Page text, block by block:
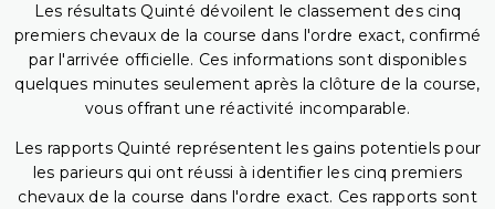
Les résultats Quinté dévoilent le classement des cinq
premiers chevaux de la course dans l'ordre exact, confirmé
par l'arrivée officielle. Ces informations sont disponibles
quelques minutes seulement après la clôture de la course,
vous offrant une réactivité incomparable.
Les rapports Quinté représentent les gains potentiels pour
les parieurs qui ont réussi à identifier les cinq premiers
chevaux de la course dans l'ordre exact. Ces rapports sont